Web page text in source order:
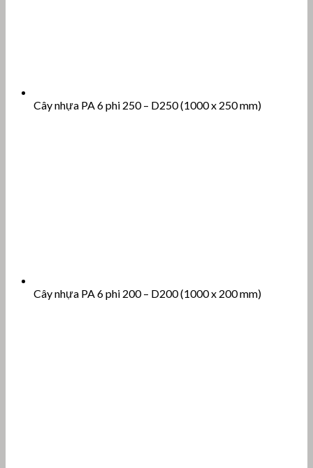
Cây nhựa PA 6 phi 250 – D250 (1000 x 250 mm)
Cây nhựa PA 6 phi 200 – D200 (1000 x 200 mm)